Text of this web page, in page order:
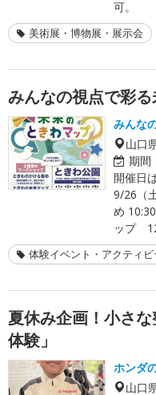
可。
美術展・博物展・展示会
みんなの視点で彩
みんな
山口
期間
開催日
9/26（
め
ップ
体験イベント・アクティビ
夏休み企画！小さ
体験」
ホンダ
山口